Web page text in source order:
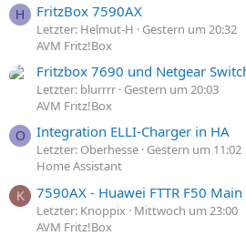
H FritzBox 7590AX
Letzter: Helmut-H
Gestern um 20:32
AVM Fritz!Box
Fritzbox 7690 und Netgear
Letzter: blurrrr Gestern um 20:03
AVM Fritz!Box
O Integration ELLI-Charger in HA
Letzter: Oberhesse Gestern um 11:02
Home Assistant
K 7590AX - Huawei FTTR F50
Letzter: Knoppix
Mittwoch um 23:00
AVM Fritz!Box